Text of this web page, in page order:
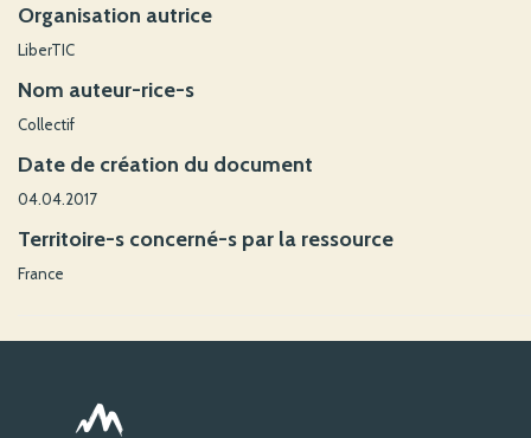
Organisation autrice
LiberTIC
Nom auteur-rice-s
Collectif
Date de création du document
04.04.2017
Territoire-s concerné-s par la ressource
France